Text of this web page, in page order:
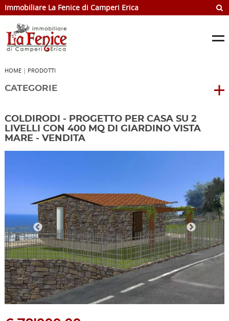
Immobiliare La Fenice di Camperi Erica
HOME| PRODOTTI
CATEGORIE
COLDIRODI - PROGETTO PER CASA SU 2
LIVELLI CON 400 MQ DI GIARDINO VISTA
MARE - VENDITA